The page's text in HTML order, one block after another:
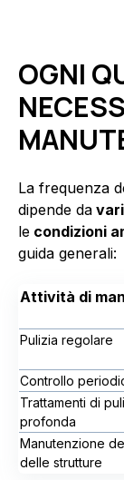
OGNI
La frequenza
dipende da
le condizioni
guida generali:
Attività di
Pulizia regolare
Controllo
Trattamenti di
profonda
Manutenzione
delle strutture